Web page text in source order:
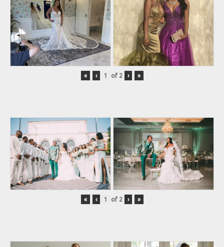
« ‹ of 2 › »
« ‹ of 2 › »